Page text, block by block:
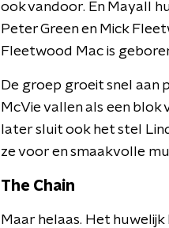
ook vandoor. En Mayall
Peter Green en Mick
Fleetwood Mac is
De groep groeit snel aan
McVie vallen als een blok
later sluit ook het stel
ze voor en smaakvolle
The Chain
Maar helaas. Het